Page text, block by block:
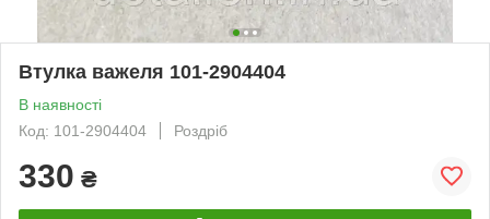
Втулка важеля 101-2904404
В наявності
Код: 101-2904404
Роздріб
330 ₴